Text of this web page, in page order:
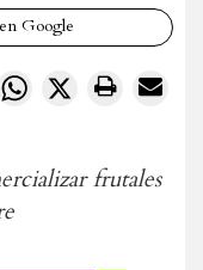
Google
LinkedInWhatsApp
X
frutales